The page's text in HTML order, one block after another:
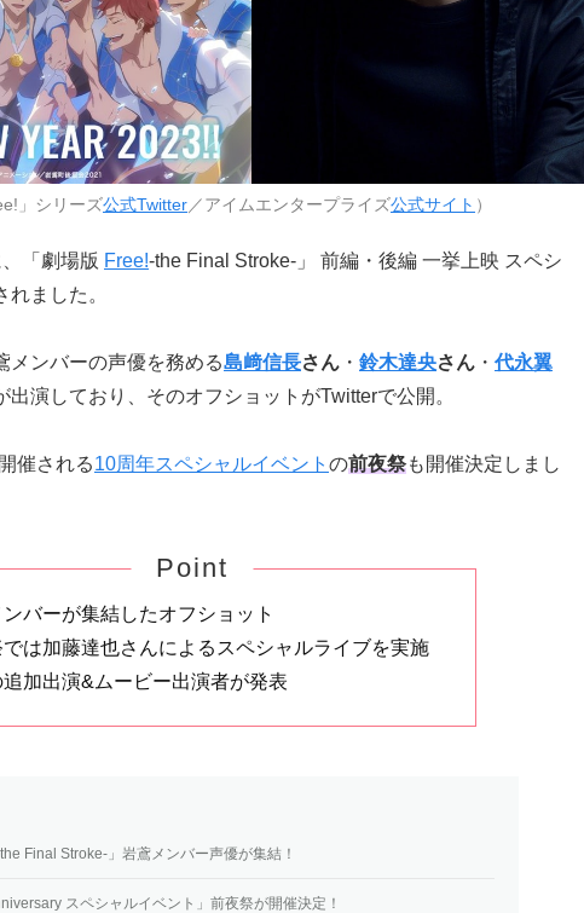
」シリーズ公式Twitter／アイムエンタープライズ公式サイト ）
「劇場版 Free!-the Final Stroke-」 前編・後編 一挙上映 スペシ
ました。
メンバーの声優を務める島﨑信長さん ・ 鈴木達央さん ・ 代永翼
出演しており、そのオフショットがTwitterで公開。
催される10周年スペシャルイベント の前夜祭も開催決定しまし
Point
バーが集結したオフショット
は加藤達也さんによるスペシャルライブを実施
追加出演&ムービー出演者が発表
the Final Stroke-」岩鳶メンバー声優が集結！
スペシャルイベント」前夜祭が開催決定！